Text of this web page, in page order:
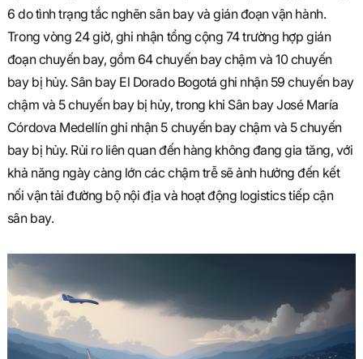
6 do tình trạng tắc nghẽn sân bay và gián đoạn vận hành.
Trong vòng 24 giờ, ghi nhận tổng cộng 74 trường hợp gián
đoạn chuyến bay, gồm 64 chuyến bay chậm và 10 chuyến
bay bị hủy. Sân bay El Dorado Bogotá ghi nhận 59 chuyến bay
chậm và 5 chuyến bay bị hủy, trong khi Sân bay José María
Córdova Medellín ghi nhận 5 chuyến bay chậm và 5 chuyến
bay bị hủy. Rủi ro liên quan đến hàng không đang gia tăng, với
khả năng ngày càng lớn các chậm trễ sẽ ảnh hưởng đến kết
nối vận tải đường bộ nội địa và hoạt động logistics tiếp cận
sân bay.